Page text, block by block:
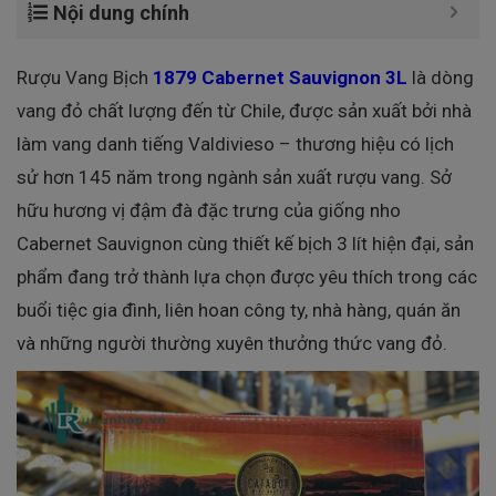
Nội dung chính
Rượu Vang Bịch 1879 Cabernet Sauvignon 3L là dòng
vang đỏ chất lượng đến từ Chile, được sản xuất bởi nhà
làm vang danh tiếng Valdivieso – thương hiệu có lịch
sử hơn 145 năm trong ngành sản xuất rượu vang. Sở
hữu hương vị đậm đà đặc trưng của giống nho
Cabernet Sauvignon cùng thiết kế bịch 3 lít hiện đại, sản
phẩm đang trở thành lựa chọn được yêu thích trong các
buổi tiệc gia đình, liên hoan công ty, nhà hàng, quán ăn
và những người thường xuyên thưởng thức vang đỏ.